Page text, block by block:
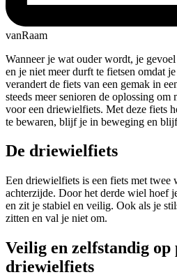
vanRaam
Wanneer je wat ouder wordt, je
en je niet meer durft te fietsen omdat
verandert de fiets van een gemak in
steeds meer senioren de oplossing
voor een driewielfiets. Met deze fiets
te bewaren, blijf je in beweging en
De driewielfiets
Een driewielfiets is een fiets met twee
achterzijde. Door het derde wiel hoef
en zit je stabiel en veilig. Ook als je
zitten en val je niet om.
Veilig en zelfstandig op
driewielfiets